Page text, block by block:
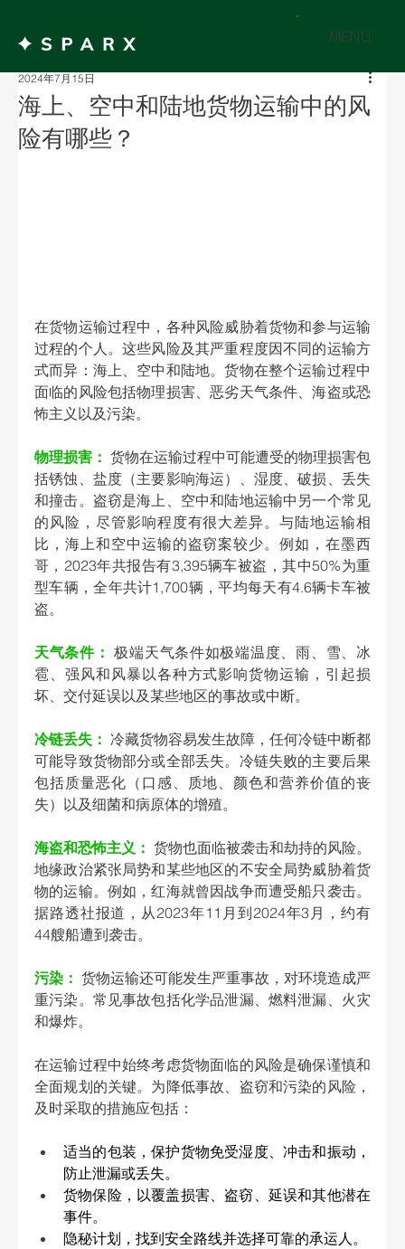
MENU
海上、空中和陆地货物运输中的风
险有哪些？
2024年7月15日
在货物运输过程中，各种风险威胁着货物和参与运输
过程的个人。这些风险及其严重程度因不同的运输方
式而异：海上、空中和陆地。货物在整个运输过程中
面临的风险包括物理损害、恶劣天气条件、海盗或恐
怖主义以及污染。
物理损害： 货物在运输过程中可能遭受的物理损害包
括锈蚀、盐度（主要影响海运）、湿度、破损、丢失
和撞击。盗窃是海上、空中和陆地运输中另一个常见
的风险，尽管影响程度有很大差异。与陆地运输相
比，海上和空中运输的盗窃案较少。例如，在墨西
哥，2023年共报告有3,395辆车被盗，其中50%为重
型车辆，全年共计1,700辆，平均每天有4.6辆卡车被
盗。
天气条件： 极端天气条件如极端温度、雨、雪、冰
雹、强风和风暴以各种方式影响货物运输，引起损
坏、交付延误以及某些地区的事故或中断。
冷链丢失： 冷藏货物容易发生故障，任何冷链中断都
可能导致货物部分或全部丢失。冷链失败的主要后果
包括质量恶化（口感、质地、颜色和营养价值的丧
失）以及细菌和病原体的增殖。
海盗和恐怖主义： 货物也面临被袭击和劫持的风险。
地缘政治紧张局势和某些地区的不安全局势威胁着货
物的运输。例如，红海就曾因战争而遭受船只袭击。
据路透社报道，从2023年11月到2024年3月，约有
44艘船遭到袭击。
污染： 货物运输还可能发生严重事故，对环境造成严
重污染。常见事故包括化学品泄漏、燃料泄漏、火灾
和爆炸。
在运输过程中始终考虑货物面临的风险是确保谨慎和
全面规划的关键。为降低事故、盗窃和污染的风险，
及时采取的措施应包括：
适当的包装，保护货物免受湿度、冲击和振动，
防止泄漏或丢失。
货物保险，以覆盖损害、盗窃、延误和其他潜在
事件。
隐秘计划，找到安全路线并选择可靠的承运人。